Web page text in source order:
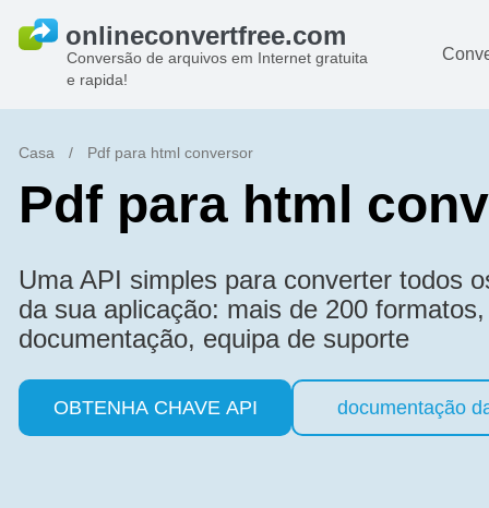
Conversão de arquivos em Internet gratuita
e rapida!
Casa / Pdf para html conversor
Pdf para html
Uma API simples para converter todos
da sua aplicação: mais de 200
documentação, equipa de suporte
OBTENHA CHAVE API documentação